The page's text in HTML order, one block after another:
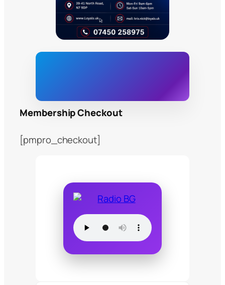
Membership Checkout
[pmpro_checkout]